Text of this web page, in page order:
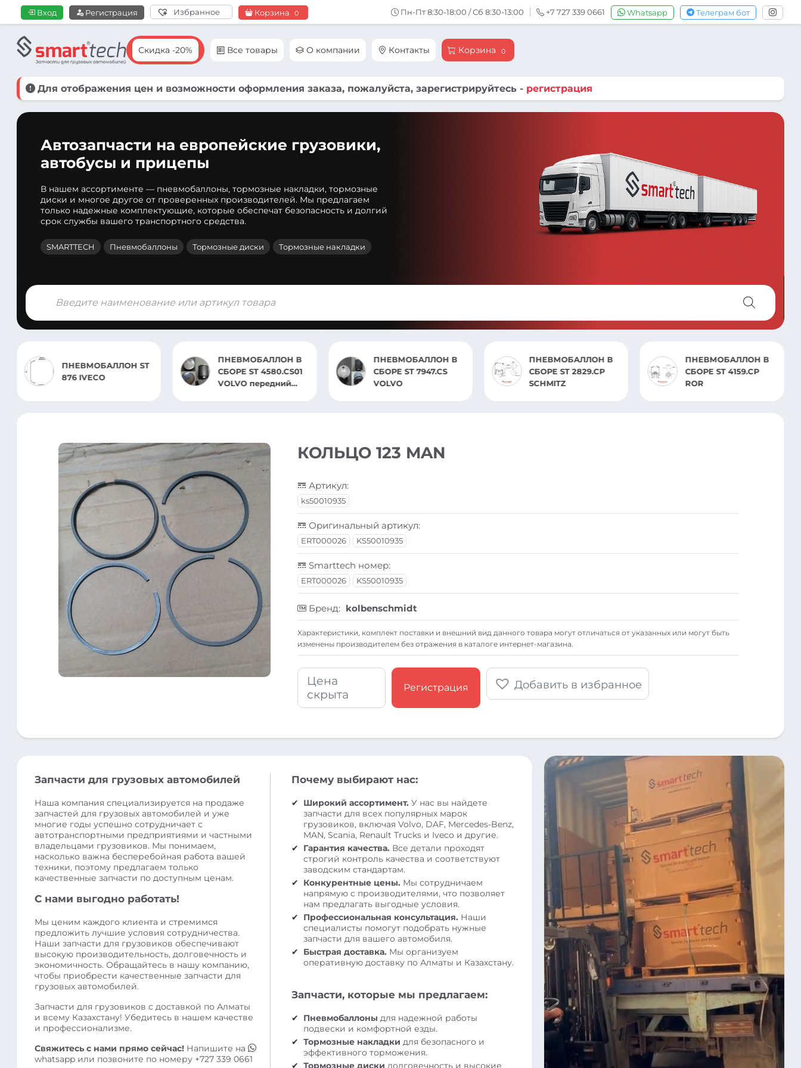
Вход Регистрация Избранное Корзина 0 Пн-Пт 8:30-18:00 / Сб 8:30-13:00 +7 727 339 0661 Whatsapp Телеграм бот
Скидка -20% Все товары О компании Контакты Корзина 0
Для отображения цен и возможности оформления заказа, пожалуйста, зарегистрируйтесь - регистрация
Автозапчасти на европейские грузовики,
автобусы и прицепы
В нашем ассортименте — пневмобаллоны, тормозные накладки, тормозные
диски и многое другое от проверенных производителей. Мы предлагаем
только надежные комплектующие, которые обеспечат безопасность и долгий
срок службы вашего транспортного средства.
SMARTTECH Пневмобаллоны Тормозные диски Тормозные накладки
Поиск
товаров
ST
ПНЕВМОБАЛЛОН В
СБОРЕ ST 4580.CS01
ПНЕВМОБАЛЛОН В
СБОРЕ ST 7947.CS
VOLVO
ПНЕВМОБАЛЛОН В
СБОРЕ ST 2829.CP
ПНЕВМОБАЛЛОН В
СБОРЕ ST 4159.CP
876 IVECO
КОЛЬЦО 123 MAN
Артикул:
ks50010935
Оригинальный артикул:
ERT000026 KS50010935
Smarttech номер:
ERT000026 KS50010935
Бренд: kolbenschmidt
Xарактеристики, комплект поставки и внешний вид данного товара могут отличаться от указанных или могут быть
изменены производителем без отражения в каталоге интернет-магазина.
Цена
скрыта
Регистрация Добавить в избранное
Запчасти для грузовых автомобилей
Наша компания специализируется на продаже
запчастей для грузовых автомобилей и уже
многие годы успешно сотрудничает с
автотранспортными предприятиями и частными
владельцами грузовиков. Мы понимаем,
насколько важна бесперебойная работа вашей
техники, поэтому предлагаем только
качественные запчасти по доступным ценам.
С нами выгодно работать!
Мы ценим каждого клиента и стремимся
предложить лучшие условия сотрудничества.
Наши запчасти для грузовиков обеспечивают
высокую производительность, долговечность и
экономичность. Обращайтесь в нашу компанию,
чтобы приобрести качественные запчасти для
грузовых автомобилей.
Запчасти для грузовиков с доставкой по Алматы
и всему Казахстану! Убедитесь в нашем качестве
и профессионализме.
Свяжитесь с нами прямо сейчас! Напишите на
whatsapp или позвоните по номеру +727 339 0661
Почему выбирают нас:
Широкий ассортимент. У нас вы найдете
запчасти для всех популярных марок
грузовиков, включая Volvo, DAF, Mercedes-Benz,
MAN, Scania, Renault Trucks и Iveco и другие.
Гарантия качества. Все детали проходят
строгий контроль качества и соответствуют
заводским стандартам.
Конкурентные цены. Мы сотрудничаем
напрямую с производителями, что позволяет
нам предлагать выгодные условия.
Профессиональная консультация. Наши
специалисты помогут подобрать нужные
запчасти для вашего автомобиля.
Быстрая доставка. Мы организуем
оперативную доставку по Алматы и Казахстану.
Запчасти, которые мы предлагаем:
Пневмобаллоны для надежной работы
подвески и комфортной езды.
Тормозные накладки для безопасного и
эффективного торможения.
Тормозные диски долговечность и высокие